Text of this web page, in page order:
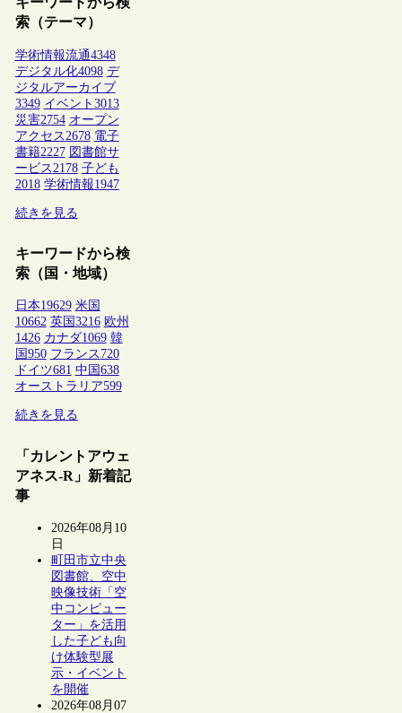
索（テーマ）
学術情報流通4348
デジタル化4098 デ
ジタルアーカイブ
3349 イベント 3013
災害2754 オープン
アクセス 2678 電子
書籍2227 図書館サ
ービス 2178 子ども
2018 学術情報1947
続きを見る
キーワードから検
索（国・地域）
日本19629 米国
10662 英国 3216 欧州
1426 カナダ1069 韓
国 950 フランス 720
ドイツ681 中国 638
オーストラリア599
続きを見る
「カレントアウェ
アネス-R」新着記
事
2026年08月10
日
町田市立中央
図書館、空中
映像技術「空
中コンピュー
ター」を活用
した子ども向
け体験型展
示・イベント
を開催
2026年08月07